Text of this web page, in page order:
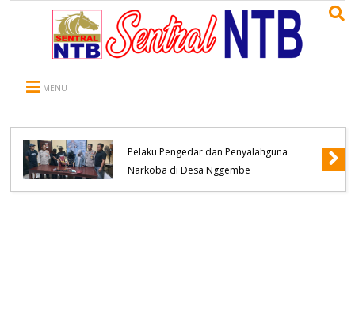
MENU
Pelaku Pengedar dan Penyalahguna
Narkoba di Desa Nggembe